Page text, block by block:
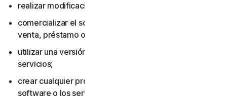
realizar modificaciones en el software o los servicios;
comercializar el software o los servicios, incluidos su
venta, préstamo o alquiler;
utilizar una versión pirateada del software o los
servicios;
crear cualquier producto o servicio basado en el
software o los servicios;